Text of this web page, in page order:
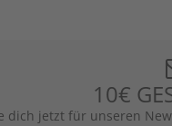
10€
dich jetzt für unseren